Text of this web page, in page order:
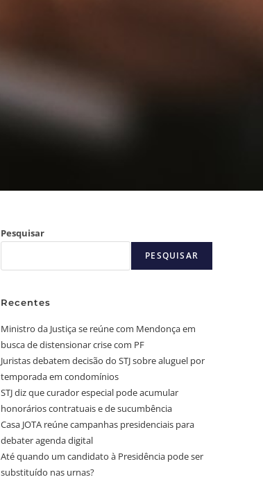
Pesquisar
PESQUISAR
Recentes
Ministro da Justiça se reúne com Mendonça em
busca de distensionar crise com PF
Juristas debatem decisão do STJ sobre aluguel por
temporada em condomínios
STJ diz que curador especial pode acumular
honorários contratuais e de sucumbência
Casa JOTA reúne campanhas presidenciais para
debater agenda digital
Até quando um candidato à Presidência pode ser
substituído nas urnas?